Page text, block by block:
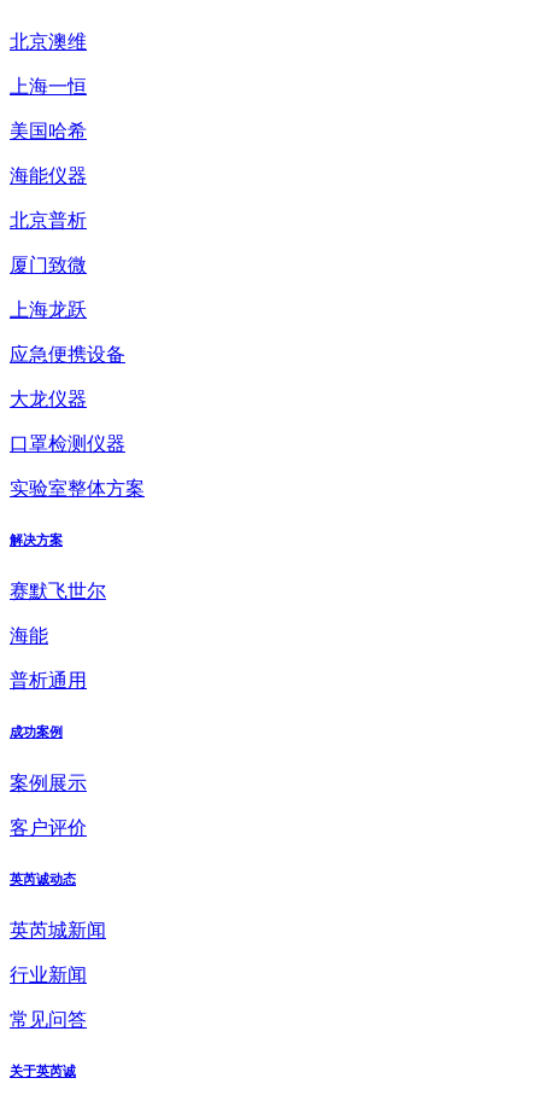
北京澳维
上海一恒
美国哈希
海能仪器
北京普析
厦门致微
上海龙跃
应急便携设备
大龙仪器
口罩检测仪器
实验室整体方案
解决方案
赛默飞世尔
海能
普析通用
成功案例
案例展示
客户评价
英芮诚动态
英芮城新闻
行业新闻
常见问答
关于英芮诚